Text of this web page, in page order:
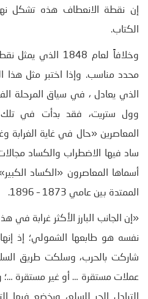
إن نقطة الانعطاف هذه تشكل
الكتاب.
وخلافاً لعام 1848
وول ستريت، فقد بدأت في تلك
المعاصرين «حال في غاية الغرابة
ساد فيها الاضطراب والكساد مجالات
أسماها المعاصرون «الكساد
الممتدة بين عامي 1873 – 1896.
«إن الجانب البارز الأكثر غرابة في
نفسه هو طابعها الشمولي؛ إذ
شاركت بالحرب، وسلكت طريق
عملات مستقرة … أو غير مستقرة